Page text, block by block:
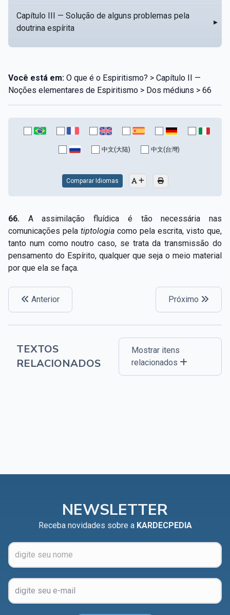
Capítulo III — Solução de alguns problemas pela
doutrina espírita
▸
Você está em: O que é o Espiritismo? > Capítulo II —
Noções elementares de Espiritismo > Dos médiuns > 66
中文(大陆) 中文(台灣)
Comparar Idiomas
66. A assimilação fluídica é tão necessária nas
comunicações pela tiptologia como pela escrita, visto que,
tanto num como noutro caso, se trata da transmissão do
pensamento do Espírito, qualquer que seja o meio material
por que ela se faça.
Anterior Próximo
TEXTOS
RELACIONADOS
Mostrar itens
relacionados
NEWSLETTER
Receba novidades sobre a KARDECPEDIA